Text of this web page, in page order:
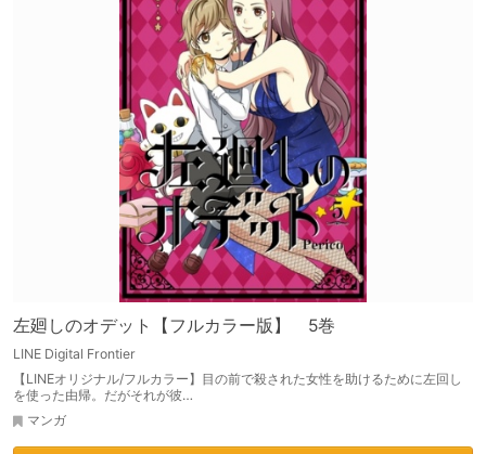
左廻しのオデット【フルカラー版】 5巻
LINE Digital Frontier
【LINEオリジナル/フルカラー】目の前で殺された女性を助けるために左回し
を使った由帰。だがそれが彼…
マンガ